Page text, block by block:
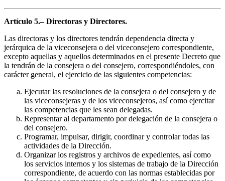
Artículo 5.– Directoras y Directores.
Las directoras y los directores tendrán dependencia directa y
jerárquica de la viceconsejera o del viceconsejero correspondiente,
excepto aquellas y aquellos determinados en el presente Decreto que
la tendrán de la consejera o del consejero, correspondiéndoles, con
carácter general, el ejercicio de las siguientes competencias:
Ejecutar las resoluciones de la consejera o del consejero y de
las viceconsejeras y de los viceconsejeros, así como ejercitar
las competencias que les sean delegadas.
Representar al departamento por delegación de la consejera o
del consejero.
Programar, impulsar, dirigir, coordinar y controlar todas las
actividades de la Dirección.
Organizar los registros y archivos de expedientes, así como
los servicios internos y los sistemas de trabajo de la Dirección
correspondiente, de acuerdo con las normas establecidas por